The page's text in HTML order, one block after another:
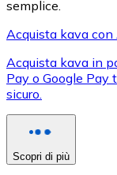
XRP
XRP
Vedi tutto
semplice.
Acquista kava
Acquista kava in
Pay o Google Pay
sicuro.
Scopri di più